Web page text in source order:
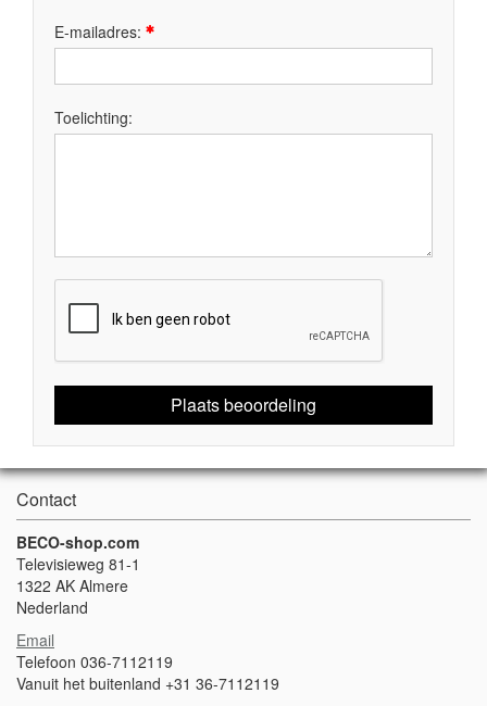
E-mailadres:
Toelichting:
Plaats beoordeling
Contact
BECO-shop.com
Televisieweg 81-1
1322 AK Almere
Nederland
Email
Telefoon 036-7112119
Vanuit het buitenland +31 36-7112119